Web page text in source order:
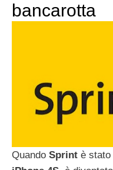
bancarotta
Quando Sprint è